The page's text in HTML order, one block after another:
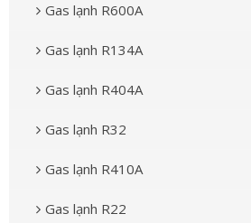
Gas lạnh R600A
Gas lạnh R134A
Gas lạnh R404A
Gas lạnh R32
Gas lạnh R410A
Gas lạnh R22